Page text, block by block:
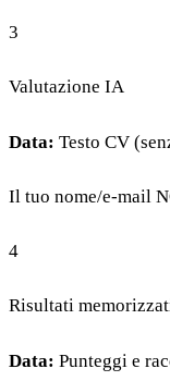
3
Valutazione IA
Data: Testo CV
Il tuo nome/e-mail
4
Risultati
Data: Punteggi e